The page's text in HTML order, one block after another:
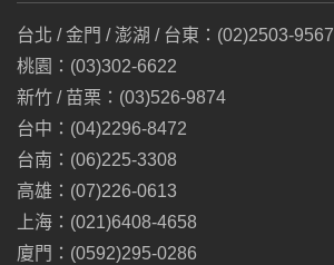
台北 / 金門 / 澎湖 / 台東：(02)2503-9567
桃園：(03)302-6622
新竹 / 苗栗：(03)526-9874
台中：(04)2296-8472
台南：(06)225-3308
高雄：(07)226-0613
上海：(021)6408-4658
廈門：(0592)295-0286